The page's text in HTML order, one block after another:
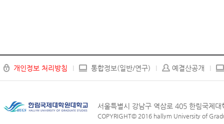
개인정보 처리방침 통합정보(일반/연구) 예결산공개
서울특별시 강남구 역삼로 405 한림국제
COPYRIGHT© 2016 hallym University of